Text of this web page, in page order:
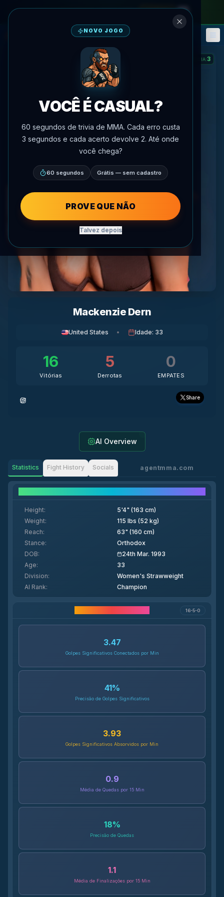
🎮 Fantasy Eventos
SEQUÊNCIA:3
Mackenzie Dern
United States • Idade: 33
16
Vitórias
5
Derrotas
0
EMPATES
Share
AI Overview
Statistics Fight History Socials agentmma.com
Height:
5'4" (163 cm)
Weight:
115 lbs (52 kg)
Reach:
63" (160 cm)
Stance:
Orthodox
DOB:
24th Mar. 1993
Age:
33
Division:
Women's Strawweight
AI Rank: Champion
16-5-0
3.47
Golpes Significativos Conectados por Min
41%
Precisão de Golpes Significativos
3.93
Golpes Significativos Absorvidos por Min
0.9
Média de Quedas por 15 Min
18%
Precisão de Quedas
1.1
Média de Finalizações por 15 Min
NOVO JOGO
VOCÊ É CASUAL?
60 segundos de trivia de MMA. Cada erro custa
3 segundos e cada acerto devolve 2. Até onde
você chega?
60 segundos Grátis — sem cadastro
PROVE QUE NÃO
Talvez depois